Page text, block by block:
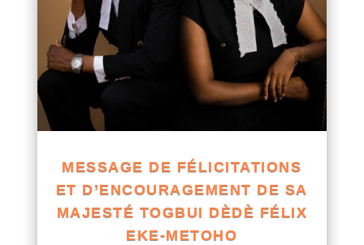
MESSAGE DE FÉLICITATIONS
ET D’ENCOURAGEMENT DE SA
MAJESTÉ TOGBUI DÈDÈ FÉLIX
EKE-METOHO